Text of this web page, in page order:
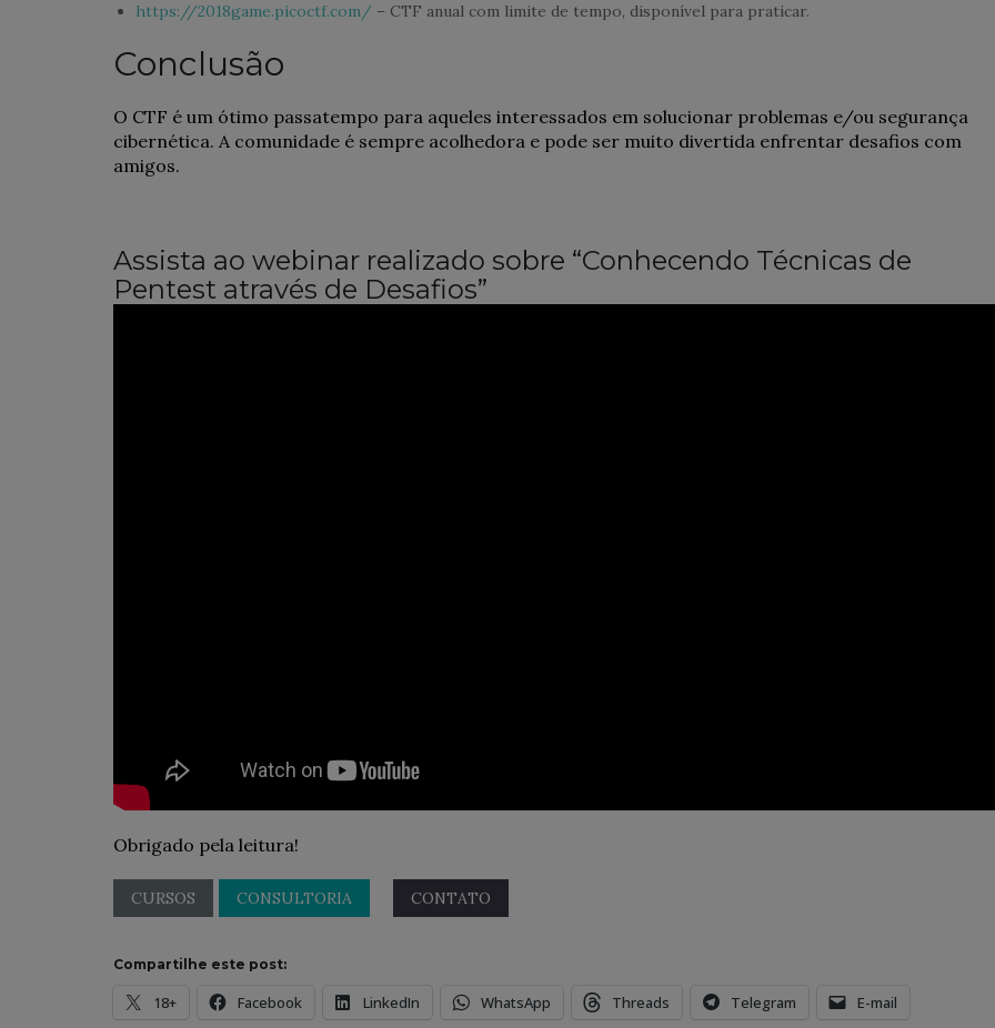
https://2018game.picoctf.com/ – CTF anual com limite de tempo, disponível para praticar.
Conclusão
O CTF é um ótimo passatempo para aqueles interessados ​​em solucionar problemas e/ou segurança
cibernética. A comunidade é sempre acolhedora e pode ser muito divertida enfrentar desafios com
amigos.
Assista ao webinar realizado sobre “Conhecendo Técnicas de
Pentest através de Desafios”
Obrigado pela leitura!
CURSOS CONSULTORIA CONTATO
Compartilhe este post:
18+ Facebook LinkedIn WhatsApp Threads Telegram E-mail